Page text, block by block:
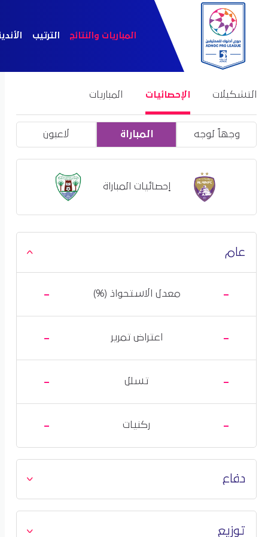
المباريات والنتائج الترتيب
التشكيلات الإحصائيات المباريات
وجهاً لوجه المباراة لاعبون
إحصائيات المباراة
عام
- معدل الاستحواذ (%) -
- اعتراض تمرير -
- تسلل -
- ركنيات -
دفاع
توزيع